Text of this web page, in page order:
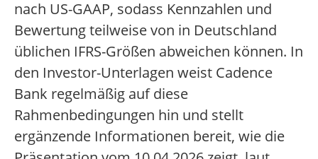
nach US-GAAP, sodass Kennzahlen und
Bewertung teilweise von in Deutschland
üblichen IFRS-Größen abweichen können. In
den Investor-Unterlagen weist Cadence
Bank regelmäßig auf diese
Rahmenbedingungen hin und stellt
ergänzende Informationen bereit, wie die